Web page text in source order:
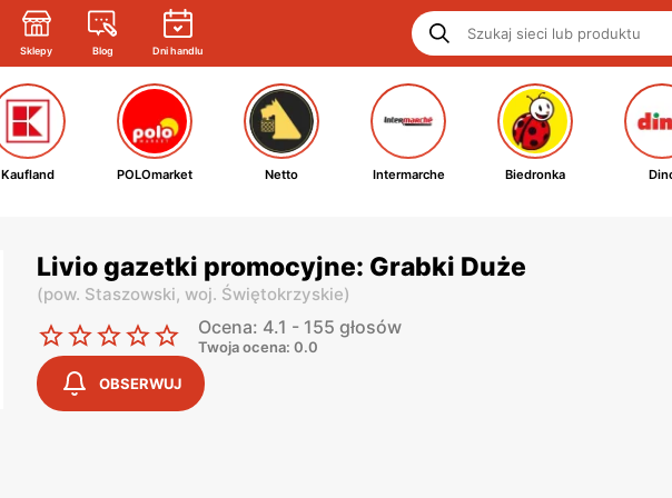
Sklepy Blog Dni handlu
Kaufland POLOmarket Netto Intermarche Biedronka
Livio gazetki promocyjne: Grabki Duże
(pow. Staszowski, woj. Świętokrzyskie)
Ocena: 4.1 - 155 głosów
Twoja ocena: 0.0
OBSERWUJ